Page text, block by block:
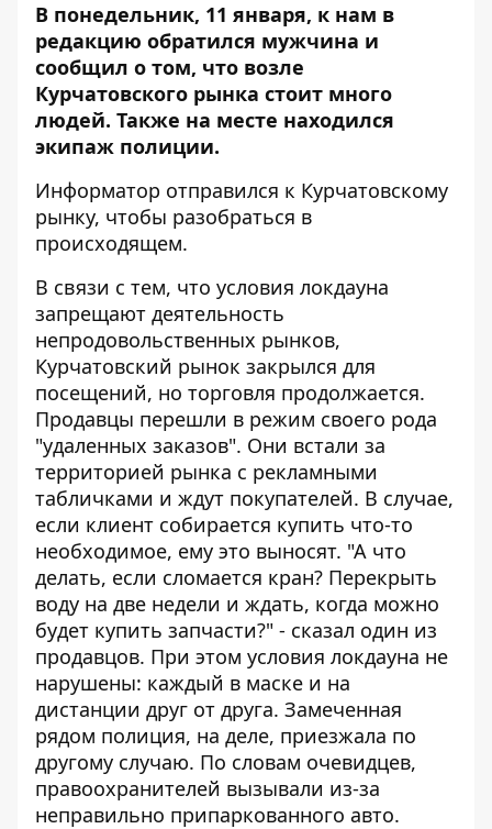
В понедельник, 11 января, к нам в
редакцию обратился мужчина и
сообщил о том, что возле
Курчатовского рынка стоит много
людей. Также на месте находился
экипаж полиции.
Информатор отправился к Курчатовскому
рынку, чтобы разобраться в
происходящем.
В связи с тем, что условия локдауна
запрещают деятельность
непродовольственных рынков,
Курчатовский рынок закрылся для
посещений, но торговля продолжается.
Продавцы перешли в режим своего рода
"удаленных заказов". Они встали за
территорией рынка с рекламными
табличками и ждут покупателей. В случае,
если клиент собирается купить что-то
необходимое, ему это выносят. "А что
делать, если сломается кран? Перекрыть
воду на две недели и ждать, когда можно
будет купить запчасти?" - сказал один из
продавцов. При этом условия локдауна не
нарушены: каждый в маске и на
дистанции друг от друга. Замеченная
рядом полиция, на деле, приезжала по
другому случаю. По словам очевидцев,
правоохранителей вызывали из-за
неправильно припаркованного авто.